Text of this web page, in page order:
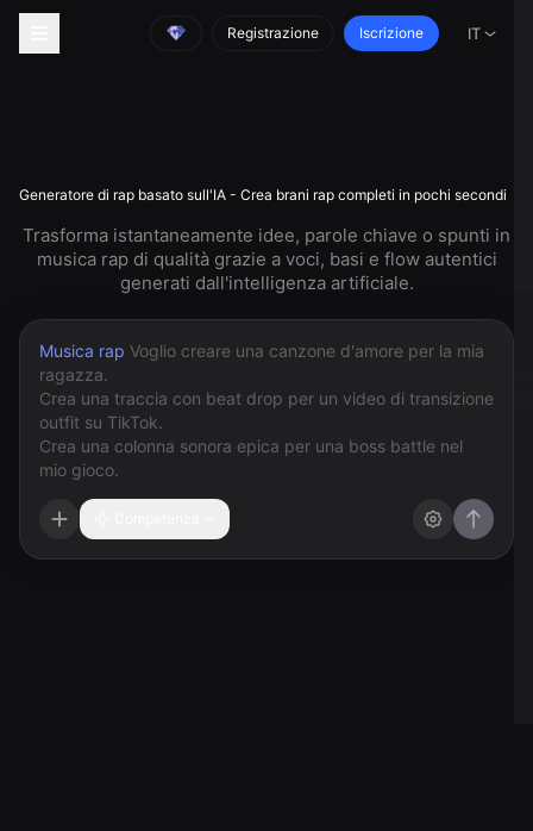
Registrazione Iscrizione IT
Generatore di rap basato sull'IA - Crea brani rap completi in pochi secondi
Trasforma istantaneamente idee, parole chiave o spunti in
musica rap di qualità grazie a voci, basi e flow autentici
generati dall'intelligenza artificiale.
Musica rap